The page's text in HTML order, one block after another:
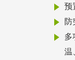
预
防
多
温